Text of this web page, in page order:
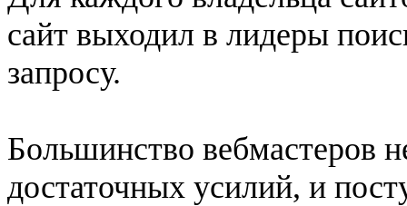
сайт выходил в лидеры
запросу.
Большинство вебмастеров
достаточных усилий, и